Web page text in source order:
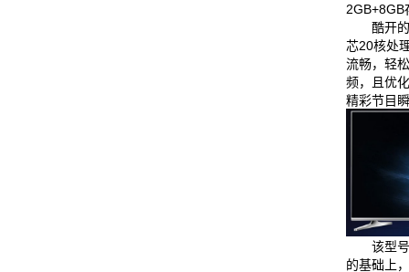
2GB+8GB
酷开
芯20核处
流畅，轻
频，且优
精彩节目
该型
的基础上